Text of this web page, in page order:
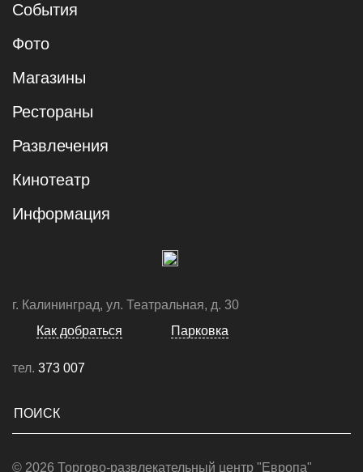
События
Фото
Магазины
Рестораны
Развлечения
Кинотеатр
Информация
г. Калининград, ул. Театральная, д. 30
Как добраться
Парковка
тел. 373 007
© 2026 Торгово-развлекательный центр "Европа"